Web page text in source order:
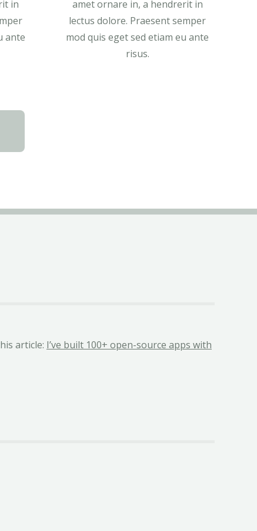
in
ante
amet ornare in, a hendrerit in
lectus dolore. Praesent semper
mod quis eget sed etiam eu ante
risus.
article: I’ve built 100+ open-source apps with